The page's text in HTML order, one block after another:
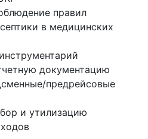
правил
в медицинских
документацию
предрейсовые
и утилизацию